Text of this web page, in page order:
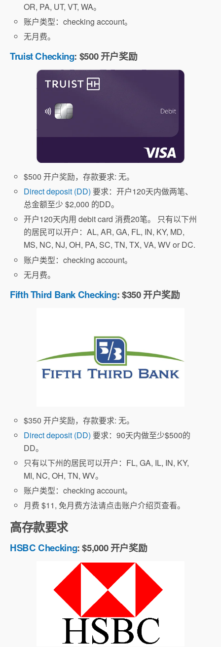
OR, PA, UT, VT, WA。
账户类型：checking account。
无月费。
Truist Checking: $500 开户奖励
$500 开户奖励，存款要求: 无。
Direct deposit (DD) 要求：开户120天内做两笔、
总金额至少 $2,000 的DD。
开户120天内用 debit card 消费20笔。 只有以下州
的居民可以开户：AL, AR, GA, FL, IN, KY, MD,
MS, NC, NJ, OH, PA, SC, TN, TX, VA, WV or DC.
账户类型：checking account。
无月费。
Fifth Third Bank Checking: $350 开户奖励
$350 开户奖励，存款要求: 无。
Direct deposit (DD) 要求：90天内做至少$500的
DD。
只有以下州的居民可以开户：FL, GA, IL, IN, KY,
MI, NC, OH, TN, WV。
账户类型：checking account。
月费 $11, 免月费方法请点击账户介绍页查看。
高存款要求
HSBC Checking: $5,000 开户奖励